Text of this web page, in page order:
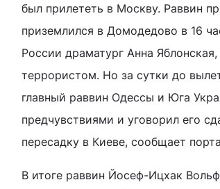
был прилететь в Москву. Раввин
приземлился в Домодедово в 16
России драматург Анна
террористом. Но за сутки до
главный раввин Одессы и Юга
предчувствиями и уговорил его
пересадку в Киеве, сообщает
В итоге раввин Йосеф-Ицхак